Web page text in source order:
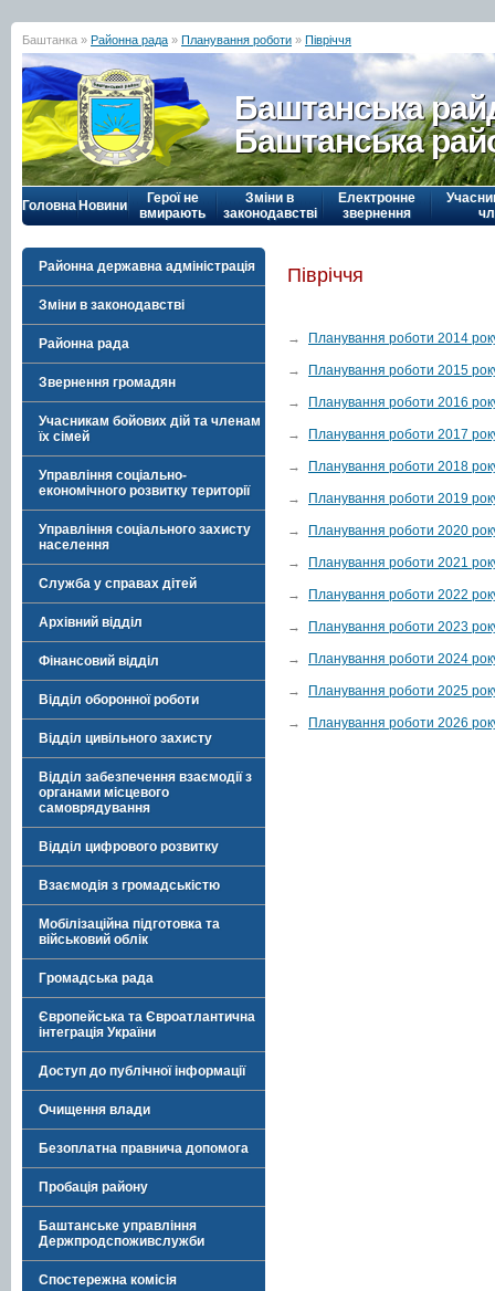
Баштанка » Районна рада » Планування роботи » Півріччя
Баштанська
Баштанська
Головна Новини
Герої не
вмирають
Зміни в
законодавстві
Електронне
звернення
Районна державна адміністрація
Зміни в законодавстві
Районна рада
Звернення громадян
Учасникам бойових дій та членам
їх сімей
Управління соціально-
економічного розвитку території
Управління соціального захисту
населення
Служба у справах дітей
Архівний відділ
Фінансовий відділ
Відділ оборонної роботи
Відділ цивільного захисту
Відділ забезпечення взаємодії з
органами місцевого
самоврядування
Відділ цифрового розвитку
Взаємодія з громадськістю
Мобілізаційна підготовка та
військовий облік
Громадська рада
Європейська та Євроатлантична
інтеграція України
Доступ до публічної інформації
Очищення влади
Безоплатна правнича допомога
Пробація району
Баштанське управління
Держпродспоживслужби
Спостережна комісія
Півріччя
→ Планування роботи 2014
→ Планування роботи 2015
→ Планування роботи 2016
→ Планування роботи 2017
→ Планування роботи 2018
→ Планування роботи 2019
→ Планування роботи 2020
→ Планування роботи 2021
→ Планування роботи 2022
→ Планування роботи 2023
→ Планування роботи 2024
→ Планування роботи 2025
→ Планування роботи 2026